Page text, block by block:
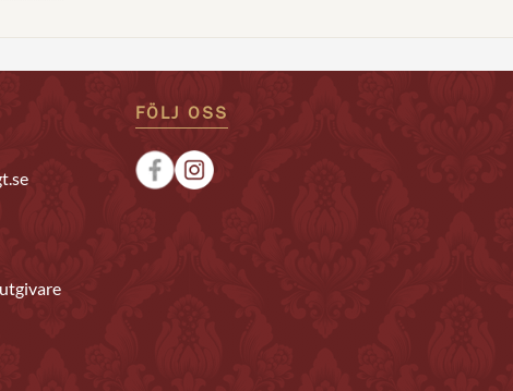
FÖLJ OSS